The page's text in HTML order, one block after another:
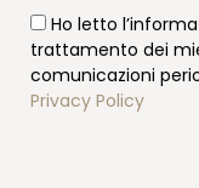
Ho letto
trattamento dei
comunicazioni
Privacy Policy